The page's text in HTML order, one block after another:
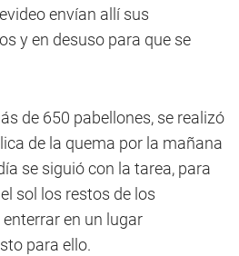
envían allí sus
y en desuso para que se
de 650 pabellones, se realizó
de la quema por la mañana
se siguió con la tarea, para
sol los restos de los
en un lugar
para ello.